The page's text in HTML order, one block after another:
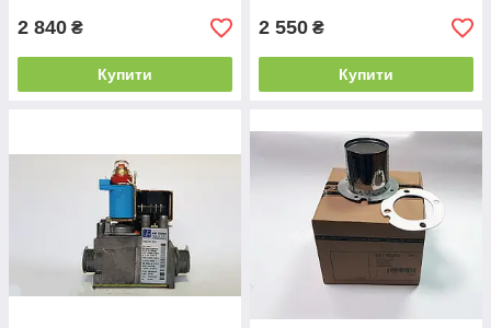
2 840 ₴
Купити
2 550 ₴
Купити